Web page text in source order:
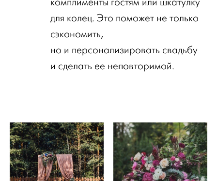
для колец. Это поможет не только
сэкономить,
но и персонализировать свадьбу
и сделать ее неповторимой.